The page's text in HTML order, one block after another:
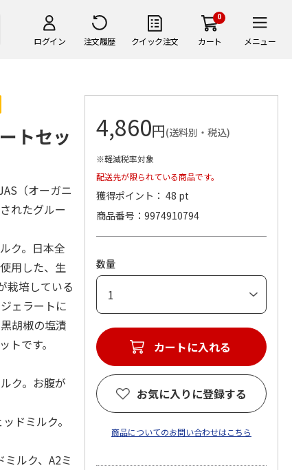
ログイン 注文履歴 クイック注文
0
カート メニュー
トセッ
（オーガニ
れたグルー
ク。日本全
用した、生
栽培している
ェラートに
胡椒の塩漬
です。
ク。お腹が
ドミルク。
ルク、A2ミ
4,860円(送料別・税込)
※軽減税率対象
配送先が限られている商品です。
獲得ポイント： 48 pt
商品番号
9974910794
数量
カートに入れる
お気に入りに登録する
商品についてのお問い合わせはこちら